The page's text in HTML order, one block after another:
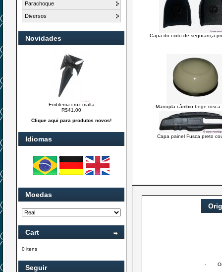
Parachoque
Diversos
Novidades
Emblema cruz malta
R$41,00
Clique aqui para produtos novos!
Idiomas
Moedas
Cart
0 itens
Seguir
Capa do cinto de segurança
Manopla câmbio bege rosca
Capa painel Fusca preto
-